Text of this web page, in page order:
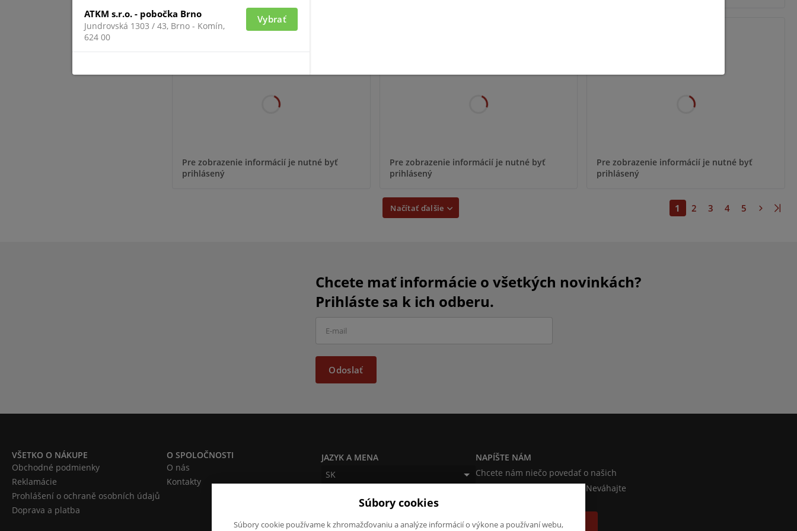
SHB-4301H2
Pre zobrazenie informácií je nutné byť
prihlásený
Pre zobrazenie informácií je nutné byť
prihlásený
Pre zobrazenie informácií je nutné byť
prihlásený
Načítať ďalšie 1 2 3 4 5
Chcete mať informácie o všetkých novinkách?
Prihláste sa k ich odberu.
Odoslať
VŠETKO O NÁKUPE
Obchodné podmienky
Reklamácie
Prohlášení o ochraně osobních údajů
Doprava a platba
O SPOLOČNOSTI
O nás
Kontakty
JAZYK A MENA
SK
NAPÍŠTE NÁM
Chcete nám niečo povedať o našich
produktoch alebo e-shope? Neváhajte
Chcem napísať správu
Súbory cookies
Súbory cookie používame k zhromažďovaniu a analýze informácií o výkone a používaní webu,
ATKM s.r.o. - pobočka Brno
Jundrovská 1303 / 43, Brno - Komín,
624 00
Vybrať